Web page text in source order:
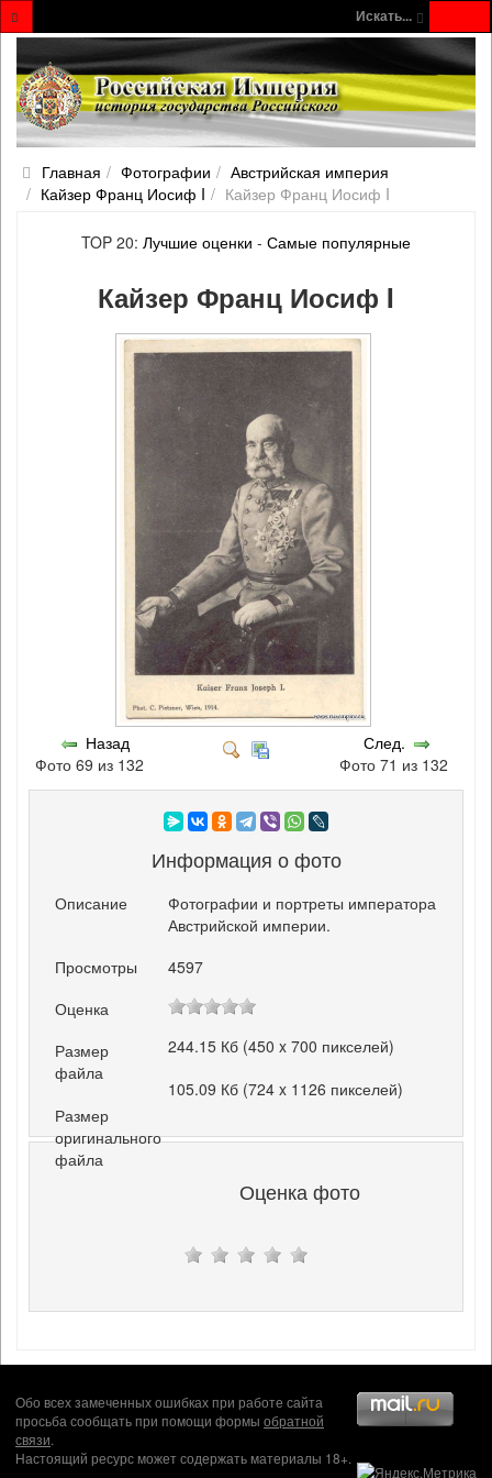
Искать...
Главная Фотографии
Австрийская империя
Кайзер Франц Иосиф I
Кайзер Франц Иосиф I
TOP 20: Лучшие оценки - Самые популярные
Кайзер Франц Иосиф I
Назад
Фото 69 из 132
След.
Фото 71 из 132
Информация о фото
Описание
Фотографии и портреты императора
Австрийской империи.
Просмотры
4597
Оценка
Размер
файла
244.15 Кб (450 x 700 пикселей)
Размер
оригинального
файла
105.09 Кб (724 x 1126 пикселей)
Оценка фото
Обо всех замеченных ошибках при работе сайта
просьба сообщать при помощи формы обратной
связи.
Настоящий ресурс может содержать материалы 18+.